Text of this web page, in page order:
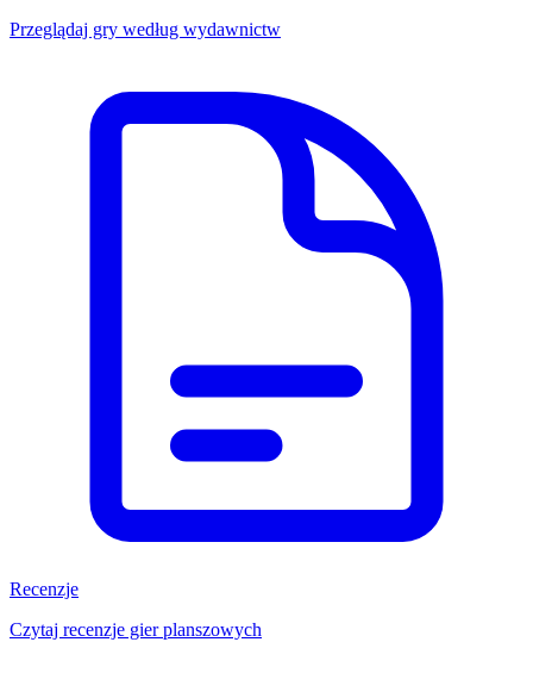
Przeglądaj gry według wydawnictw
Recenzje
Czytaj recenzje gier planszowych